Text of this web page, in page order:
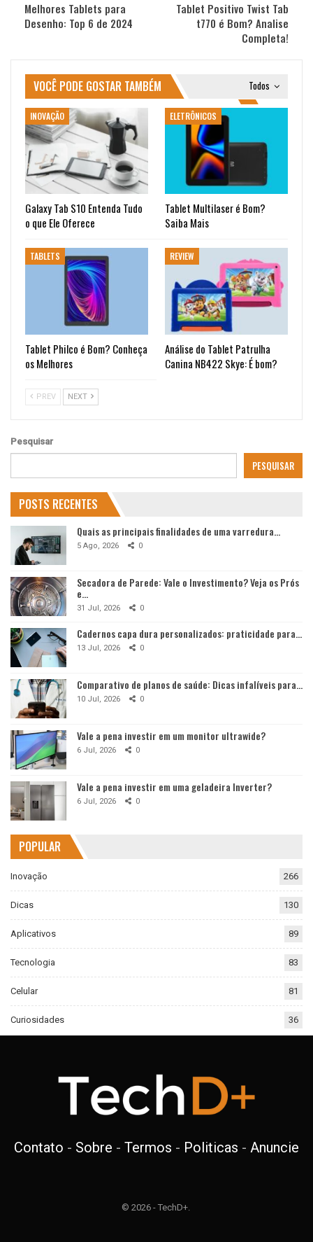
Melhores Tablets para
Desenho: Top 6 de 2024
Tablet Positivo Twist Tab
t770 é Bom? Analise
Completa!
Todos
VOCÊ PODE GOSTAR TAMBÉM
INOVAÇÃO
Galaxy Tab S10 Entenda Tudo
o que Ele Oferece
ELETRÔNICOS
Tablet Multilaser é Bom?
Saiba Mais
TABLETS
Tablet Philco é Bom? Conheça
os Melhores
REVIEW
Análise do Tablet Patrulha
Canina NB422 Skye: É bom?
PREV NEXT
Pesquisar
PESQUISAR
POSTS RECENTES
Quais as principais finalidades de uma varredura…
5 Ago, 2026 0
Secadora de Parede: Vale o Investimento? Veja os Prós
e…
31 Jul, 2026 0
Cadernos capa dura personalizados: praticidade para…
13 Jul, 2026 0
Comparativo de planos de saúde: Dicas infalíveis para…
10 Jul, 2026 0
Vale a pena investir em um monitor ultrawide?
6 Jul, 2026 0
Vale a pena investir em uma geladeira Inverter?
6 Jul, 2026 0
POPULAR
Inovação 266
Dicas 130
Aplicativos 89
Tecnologia 83
Celular 81
Curiosidades 36
Contato - Sobre - Termos - Politicas - Anuncie
© 2026 - TechD+.